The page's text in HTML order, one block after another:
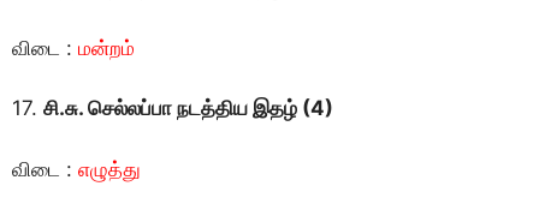
விடை : மன்றம்
17. சி.சு. செல்லப்பா நடத்திய இதழ் (4)
விடை : எழுத்து